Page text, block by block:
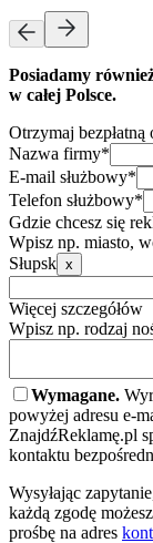
Posiadamy
w całej Polsce.
Otrzymaj bezpłatną
Nazwa firmy*
E-mail służbowy*
Telefon służbowy*
Gdzie chcesz się
Wpisz np. miasto,
Słupsk x
Więcej szczegółów
Wpisz np. rodzaj
Wymagane.
powyżej adresu e-
ZnajdźReklamę.pl
kontaktu
Wysyłając
każdą zgodę
prośbę na adres